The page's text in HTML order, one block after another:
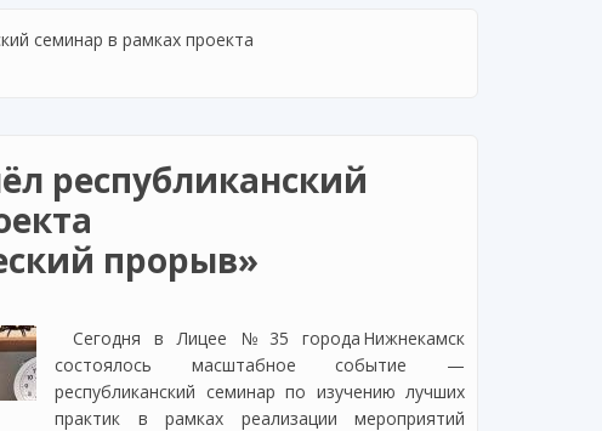
семинар в рамках проекта
республиканский
прорыв»
Сегодня в Лицее № 35 города Нижнекамск
состоялось масштабное событие —
республиканский семинар по изучению лучших
практик в рамках реализации мероприятий